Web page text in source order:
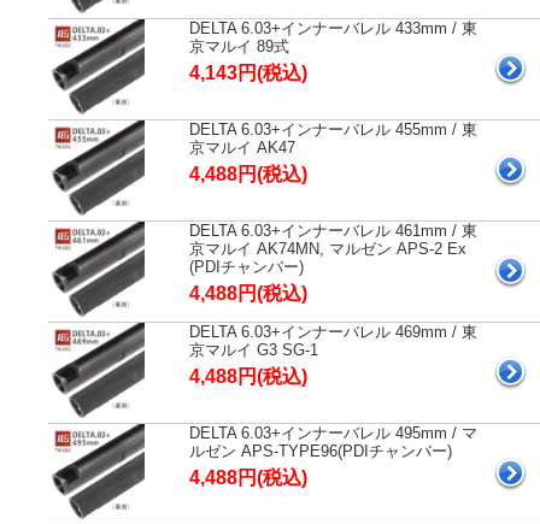
DELTA 6.03+インナーバレル 433mm / 東
京マルイ 89式
4,143円(税込)
DELTA 6.03+インナーバレル 455mm / 東
京マルイ AK47
4,488円(税込)
DELTA 6.03+インナーバレル 461mm / 東
京マルイ AK74MN, マルゼン APS-2 Ex
(PDIチャンバー)
4,488円(税込)
DELTA 6.03+インナーバレル 469mm / 東
京マルイ G3 SG-1
4,488円(税込)
DELTA 6.03+インナーバレル 495mm / マ
ルゼン APS-TYPE96(PDIチャンバー)
4,488円(税込)